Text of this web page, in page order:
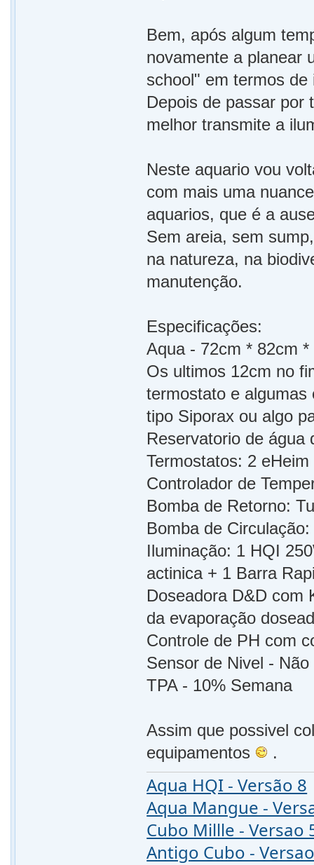
Bem, após algum
novamente a planear
school" em termos
Depois de passar por
melhor transmite a
Neste aquario vou
com mais uma
aquarios, que é a
Sem areia, sem
na natureza, na
manutenção.
Especificações:
Aqua - 72cm * 82cm
Os ultimos 12cm no
termostato e
tipo Siporax ou algo
Reservatorio de água
Termostatos: 2
Controlador de
Bomba de Retorno:
Bomba de
Iluminação: 1 HQI
actinica + 1 Barra
Doseadora D&D com
da evaporação
Controle de PH com
Sensor de Nivel -
TPA - 10% Semana
Assim que possivel
equipamentos
.
Aqua HQI - Versão 8
Aqua Mangue -
Cubo Millle - Versao
Antigo Cubo -